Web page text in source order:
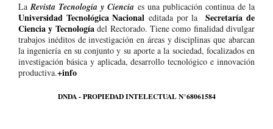
LaRevista Tecnología y Ciencia es una publicación continua de la
Universidad Tecnológica Nacional editada por laSecretaría de
Ciencia y Tecnologíadel Rectorado. Tiene como finalidad divulgar
trabajos inéditos de investigación en áreas y disciplinas que abarcan
la ingeniería en su conjunto y su aporte a la sociedad, focalizados en
investigación básica y aplicada, desarrollo tecnológico e innovación
productiva.+info
DNDA - PROPIEDAD INTELECTUAL N°68061584